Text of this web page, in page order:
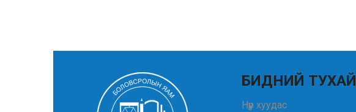
БИДНИЙ ТУХАЙ
Нүүр хуудас